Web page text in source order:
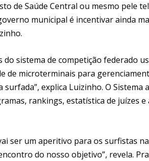
de Saúde Central ou mesmo pele
municipal é incentivar ainda
sistema de competição federado
de microterminais para
explica Luizinho. O
rankings, estatística de juízes
ser um aperitivo para os surfistas
do nosso objetivo”, revela.